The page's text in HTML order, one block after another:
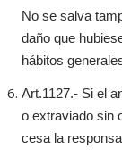
No se salva
daño que
hábitos
Art.1127.- Si el
o extraviado sin
cesa la